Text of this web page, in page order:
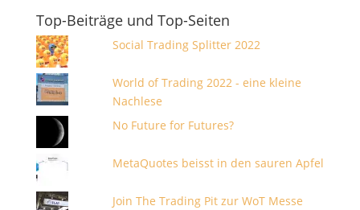
Top-Beiträge und Top-Seiten
Social Trading Splitter 2022
World of Trading 2022 - eine kleine
Nachlese
No Future for Futures?
MetaQuotes beisst in den sauren Apfel
Join The Trading Pit zur WoT Messe